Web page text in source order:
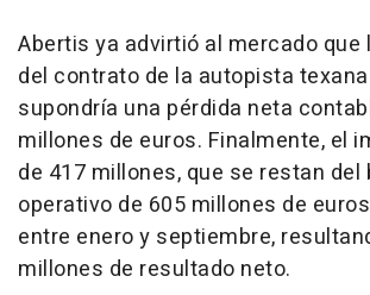
Abertis ya advirtió al mercado que
del contrato de la autopista
supondría una pérdida neta
millones de euros. Finalmente, el
de 417 millones, que se restan
operativo de 605 millones de
entre enero y septiembre,
millones de resultado neto.